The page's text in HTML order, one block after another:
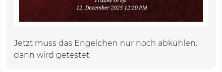
Jetzt muss das Engelchen nur noch abkühlen.
dann wird getestet.